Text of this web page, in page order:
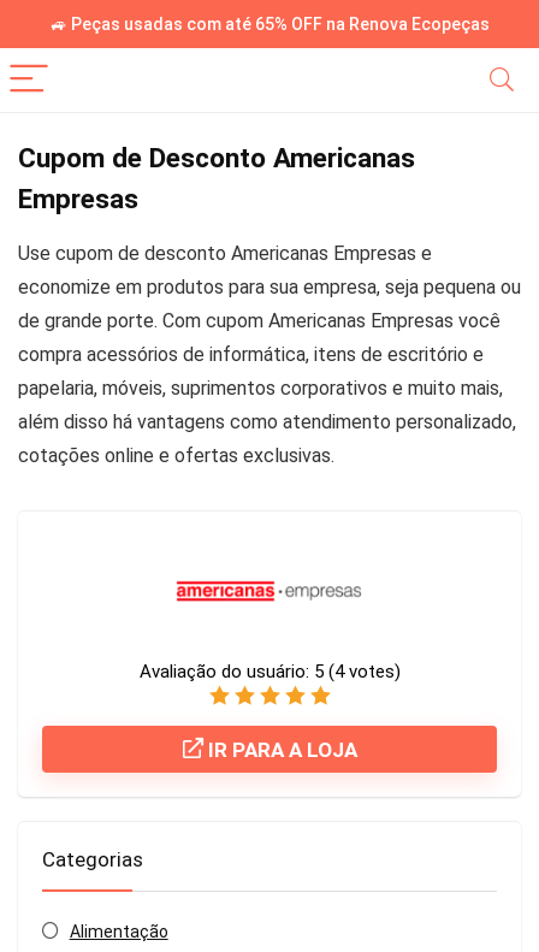
🚙 Peças usadas com até 65% OFF na Renova Ecopeças
Cupom de Desconto Americanas
Empresas
Use cupom de desconto Americanas Empresas e
economize em produtos para sua empresa, seja pequena ou
de grande porte. Com cupom Americanas Empresas você
compra acessórios de informática, itens de escritório e
papelaria, móveis, suprimentos corporativos e muito mais,
além disso há vantagens como atendimento personalizado,
cotações online e ofertas exclusivas.
Avaliação do usuário: 5 (4votes)
IR PARA A LOJA
Categorias
Alimentação